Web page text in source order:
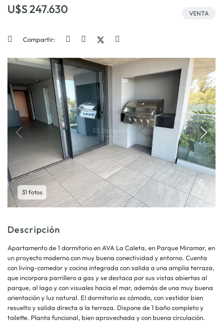
U$S 247.630 VENTA
Compartir:
31 fotos
Descripción
Apartamento de 1 dormitorio en AVA La Caleta, en Parque Miramar, en
un proyecto moderno con muy buena conectividad y entorno. Cuenta
con living-comedor y cocina integrada con salida a una amplia terraza,
que incorpora parrillero a gas y se destaca por sus vistas abiertas al
parque, al lago y con visuales hacia el mar, además de una muy buena
orientación y luz natural. El dormitorio es cómodo, con vestidor bien
resuelto y salida directa a la terraza. Dispone de 1 baño completo y
toilette. Planta funcional, bien aprovechada y con buena circulación.